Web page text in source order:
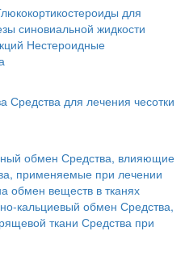
для
синовиальной жидкости
Нестероидные
Средства для лечения чесотки
обмен Средства, влияющие
применяемые при лечении
обмен веществ в тканях
кальциевый обмен Средства,
ткани Средства при